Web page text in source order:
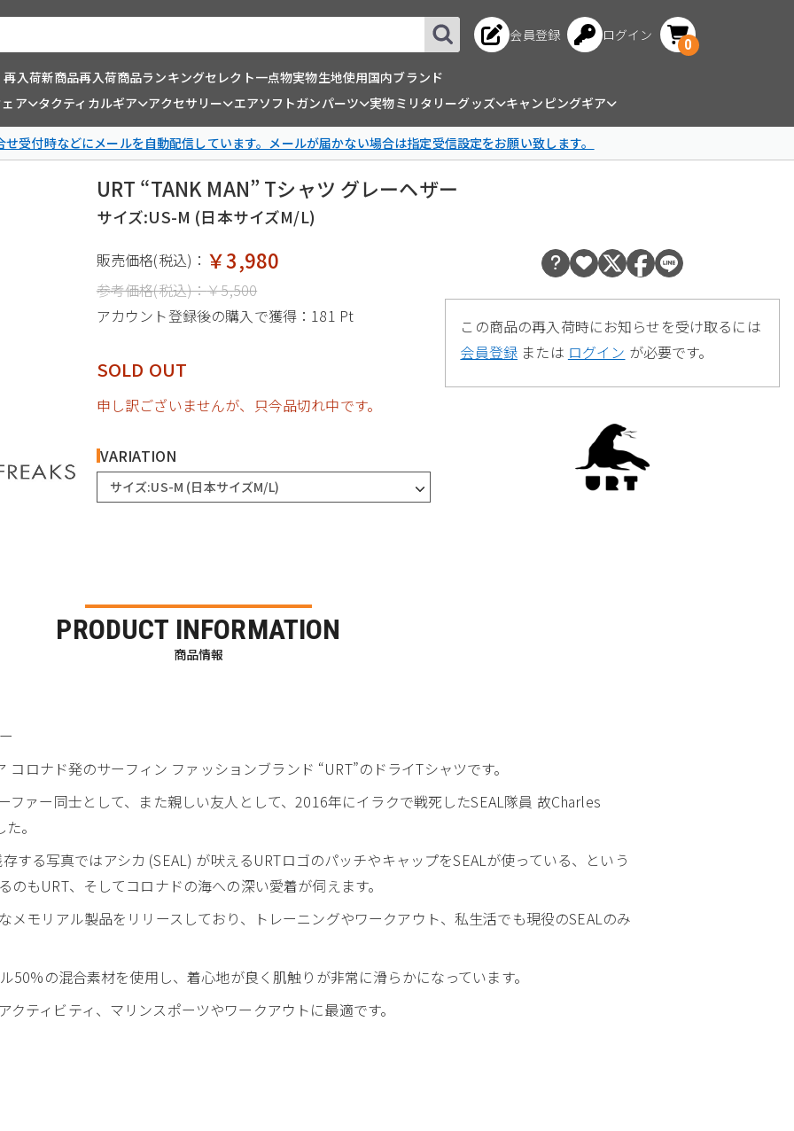
会員登録 ログイン
0
再入荷新商品再入荷商品ランキングセレクト一点物実物生地使用国内ブランド
ア
タクティカルギア アクセサリー エアソフトガンパーツ 実物ミリタリーグッズ キャンピングギア
受付時などにメールを自動配信しています。メールが届かない場合は指定受信設定をお願い致します。
URT “TANK MAN” Tシャツ グレーヘザー
サイズ:US-M (日本サイズM/L)
販売価格(税込)： ￥3,980
参考価格(税込)：￥5,500
アカウント登録後の購入で獲得： 181 Pt
SOLD OUT
申し訳ございませんが、只今品切れ中です。
VARIATION
サイズ:US-M (日本サイズM/L)
この商品の再入荷時にお知らせを受け取るには
会員登録 または ログイン が必要です。
PRODUCT INFORMATION
商品情報
ロナド発のサーフィン ファッションブランド “URT”のドライTシャツです。
ファー同士として、また親しい友人として、2016年にイラクで戦死したSEAL隊員 故Charles
。
する写真ではアシカ (SEAL) が吠えるURTロゴのパッチやキャップをSEALが使っている、という
もURT、そしてコロナドの海への深い愛着が伺えます。
メモリアル製品をリリースしており、トレーニングやワークアウト、私生活でも現役のSEALのみ
50%の混合素材を使用し、着心地が良く肌触りが非常に滑らかになっています。
ティビティ、マリンスポーツやワークアウトに最適です。